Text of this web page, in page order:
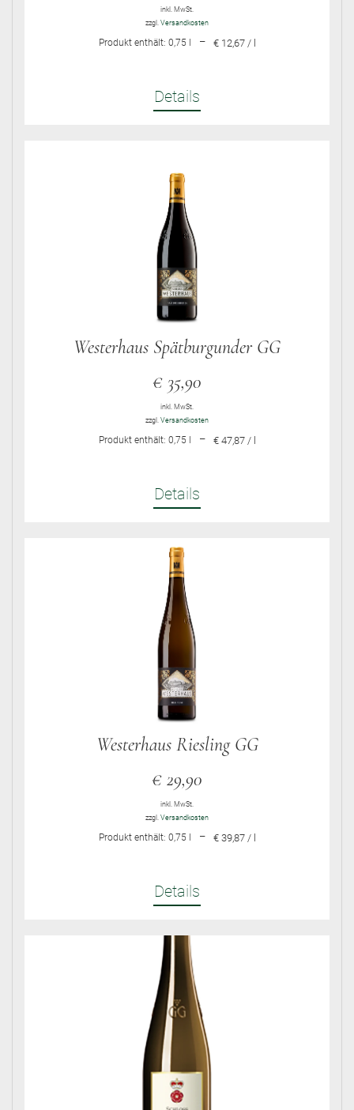
inkl. MwSt.
zzgl. Versandkosten
Produkt enthält: 0,75 l – € 12,67 / l
Details
Westerhaus Spätburgunder GG
€ 35,90
inkl. MwSt.
zzgl. Versandkosten
Produkt enthält: 0,75 l – € 47,87 / l
Details
Westerhaus Riesling GG
€ 29,90
inkl. MwSt.
zzgl. Versandkosten
Produkt enthält: 0,75 l – € 39,87 / l
Details